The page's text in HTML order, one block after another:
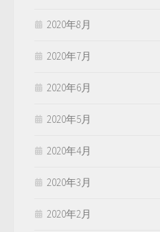
2020年8月
2020年7月
2020年6月
2020年5月
2020年4月
2020年3月
2020年2月